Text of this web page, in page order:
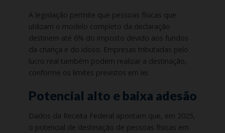
A legislação permite que pessoas físicas que
utilizam o modelo completo da declaração
destinem até 6% do imposto devido aos fundos
da criança e do idoso. Empresas tributadas pelo
lucro real também podem realizar a destinação,
conforme os limites previstos em lei.
Potencial alto e baixa adesão
Dados da Receita Federal apontam que, em 2025,
o potencial de destinação de pessoas físicas em